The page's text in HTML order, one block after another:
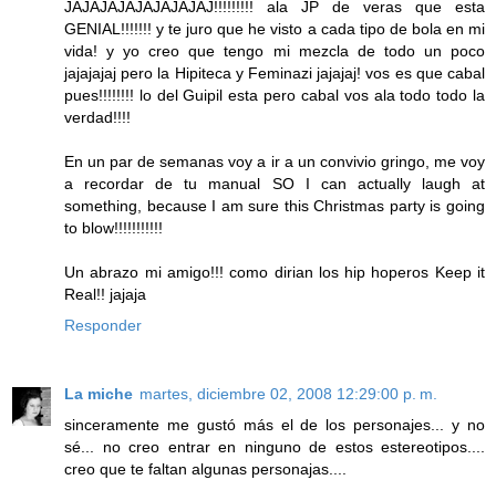
JAJAJAJAJAJAJAJAJ!!!!!!!!! ala JP de veras que esta
GENIAL!!!!!!! y te juro que he visto a cada tipo de bola en mi
vida! y yo creo que tengo mi mezcla de todo un poco
jajajajaj pero la Hipiteca y Feminazi jajajaj! vos es que cabal
pues!!!!!!!! lo del Guipil esta pero cabal vos ala todo todo la
verdad!!!!
En un par de semanas voy a ir a un convivio gringo, me voy
a recordar de tu manual SO I can actually laugh at
something, because I am sure this Christmas party is going
to blow!!!!!!!!!!!
Un abrazo mi amigo!!! como dirian los hip hoperos Keep it
Real!! jajaja
Responder
La miche martes, diciembre 02, 2008 12:29:00 p. m.
sinceramente me gustó más el de los personajes... y no
sé... no creo entrar en ninguno de estos estereotipos....
creo que te faltan algunas personajas....